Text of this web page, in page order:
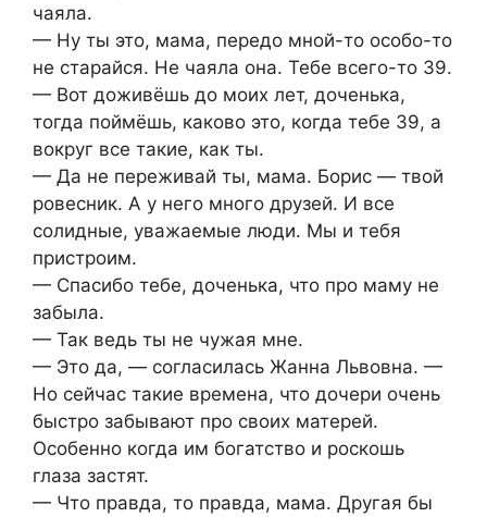
чаяла.
— Ну ты это, мама, передо мной-то особо-то
не старайся. Не чаяла она. Тебе всего-то 39.
— Вот доживёшь до моих лет, доченька,
тогда поймёшь, каково это, когда тебе 39, а
вокруг все такие, как ты.
— Да не переживай ты, мама. Борис — твой
ровесник. А у него много друзей. И все
солидные, уважаемые люди. Мы и тебя
пристроим.
— Спасибо тебе, доченька, что про маму не
забыла.
— Так ведь ты не чужая мне.
— Это да, — согласилась Жанна Львовна. —
Но сейчас такие времена, что дочери очень
быстро забывают про своих матерей.
Особенно когда им богатство и роскошь
глаза застят.
— Что правда, то правда, мама. Другая бы